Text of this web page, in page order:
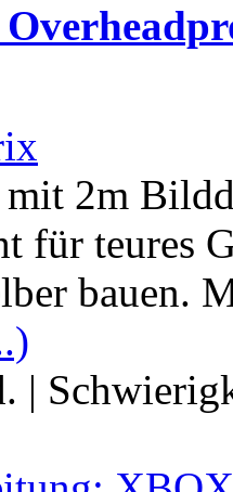
mit 2m
für teures
bauen.
|